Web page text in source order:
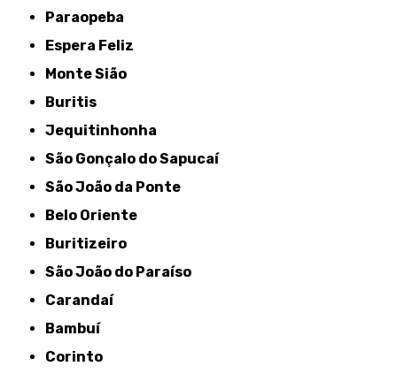
Paraopeba
Espera Feliz
Monte Sião
Buritis
Jequitinhonha
São Gonçalo do Sapucaí
São João da Ponte
Belo Oriente
Buritizeiro
São João do Paraíso
Carandaí
Bambuí
Corinto